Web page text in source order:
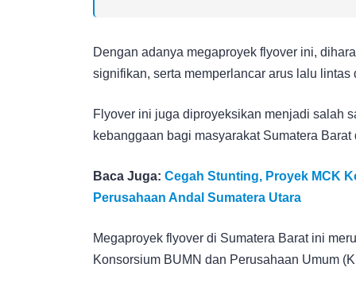
Dengan adanya megaproyek flyover ini,
signifikan, serta memperlancar arus lalu lintas
Flyover ini juga diproyeksikan menjadi salah
kebanggaan bagi masyarakat Sumatera
Baca Juga: Cegah Stunting, Proyek MCK
Perusahaan Andal Sumatera Utara
Megaproyek flyover di Sumatera Barat ini
Konsorsium BUMN dan Perusahaan Umum